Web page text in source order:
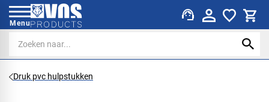
Menu support_agent
Druk pvc hulpstukken